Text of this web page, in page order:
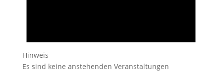
Hinweis
Es sind keine anstehenden Veranstaltungen